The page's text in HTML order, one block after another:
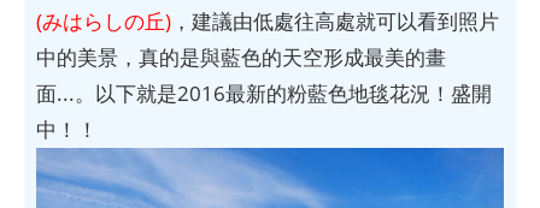
(みはらしの丘) ，建議由低處往高處就可以看到照片
中的美景，真的是與藍色的天空形成最美的畫
面...。以下就是2016最新的粉藍色地毯花況！盛開
中！！